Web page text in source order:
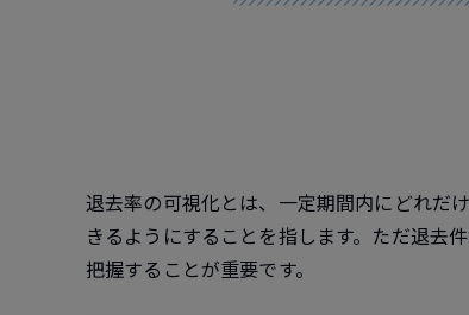
退去率の可視化とは、一定期間内にどれだ
きるようにすることを指します。ただ退去
把握することが重要です。